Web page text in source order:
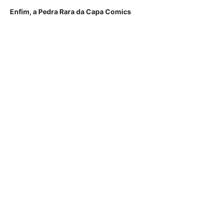
Enfim, a Pedra Rara da Capa Comics